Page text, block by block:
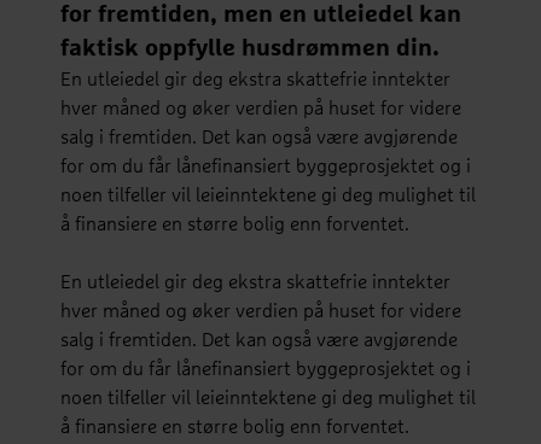
for fremtiden, men en utleiedel kan
faktisk oppfylle husdrømmen din.
En utleiedel gir deg ekstra skattefrie inntekter
hver måned og øker verdien på huset for videre
salg i fremtiden. Det kan også være avgjørende
for om du får lånefinansiert byggeprosjektet og i
noen tilfeller vil leieinntektene gi deg mulighet til
å finansiere en større bolig enn forventet.
En utleiedel gir deg ekstra skattefrie inntekter
hver måned og øker verdien på huset for videre
salg i fremtiden. Det kan også være avgjørende
for om du får lånefinansiert byggeprosjektet og i
noen tilfeller vil leieinntektene gi deg mulighet til
å finansiere en større bolig enn forventet.